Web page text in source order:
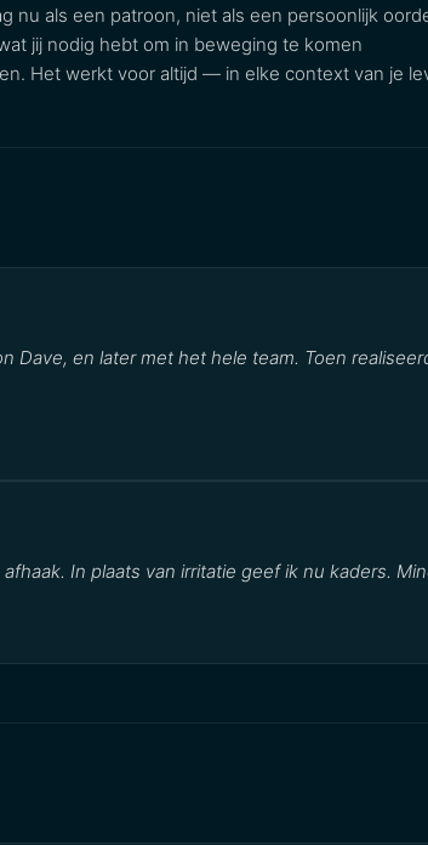
nu als een patroon, niet als een persoonlijk
jij nodig hebt om in beweging te komen
Het werkt voor altijd — in elke context van je
Dave, en later met het hele team. Toen
In plaats van irritatie geef ik nu kaders.